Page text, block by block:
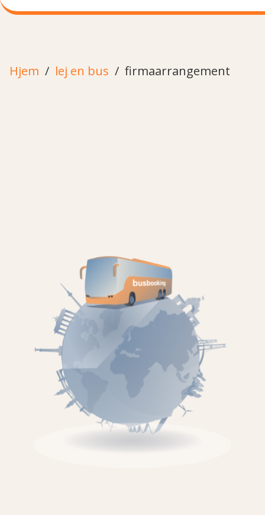
Hjem lej en bus firmaarrangement